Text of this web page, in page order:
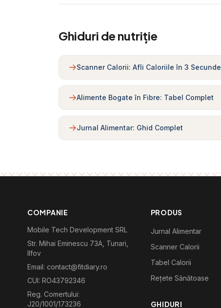
Ghiduri de nutriție
Scanner Calorii: Afli Caloriile în 3 Secunde
Alimente Bogate în Fibre: Tabel Complet
Jurnal Alimentar: Ghid Complet
COMPANIE
Mobile Tech Development SRL
Str. Mihai Eminescu 73A, Tunari,
Ilfov
Email: contact@fitdiary.ro
CUI: RO43792346
Reg. Comertului:
J20/1001/173236
PRODUS
Jurnal Alimentar
Scanner Calorii
Tabel Calorii
Rețete Sănătoase
GHIDURI